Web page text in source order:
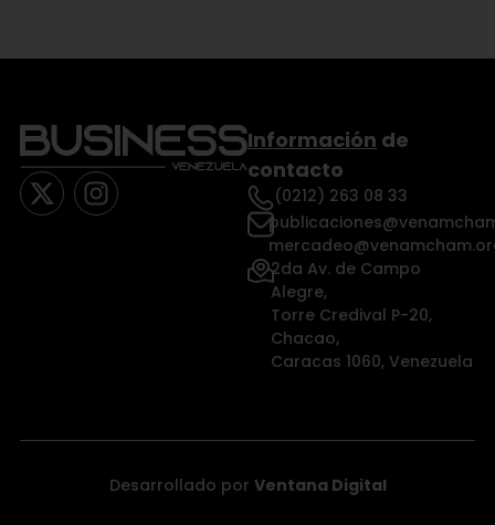
Información de
contacto
(0212) 263 08 33
2da Av. de Campo
Alegre,
Torre Credival P-20,
Chacao,
Caracas 1060, Venezuela
Desarrollado por Ventana Digital